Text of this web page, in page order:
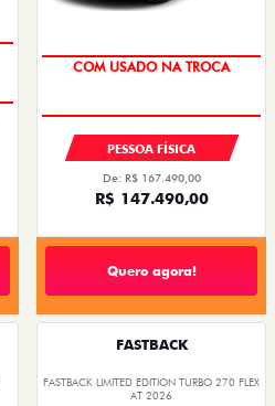
COM USADO NA TROCA
PESSOA FÍSICA
De: R$ 167.490,00
R$ 147.490,00
Quero agora!
FASTBACK
FASTBACK LIMITED EDITION TURBO 270 FLEX
AT 2026